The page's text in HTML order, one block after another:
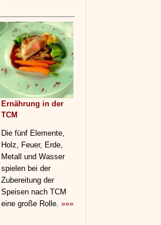
Ernährung in der
TCM
Die fünf Elemente,
Holz, Feuer, Erde,
Metall und Wasser
spielen bei der
Zubereitung der
Speisen nach TCM
eine große Rolle. »»»